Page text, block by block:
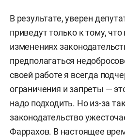
В результате, уверен
приведут только к тому,
изменениях
предполагаться
своей работе я всегда
ограничения и запреты —
надо подходить. Но из-за
законодательство
Фаррахов. В настоящее